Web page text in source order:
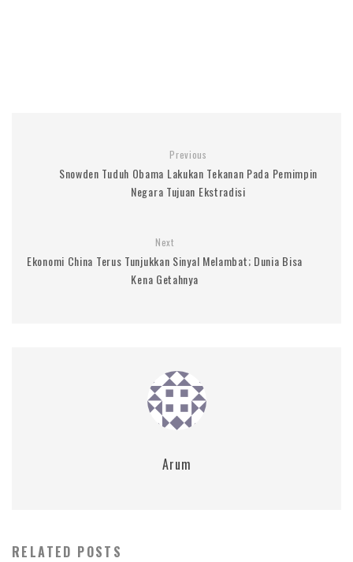
Previous
Snowden Tuduh Obama Lakukan Tekanan Pada Pemimpin
Negara Tujuan Ekstradisi
Next
Ekonomi China Terus Tunjukkan Sinyal Melambat; Dunia Bisa
Kena Getahnya
Arum
RELATED POSTS